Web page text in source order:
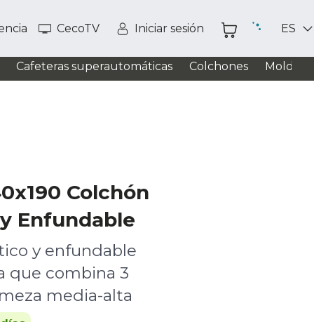
CecoTV Iniciar sesión ES
Cafeteras superautomáticas Colchones
Colchón
Enfundable
y enfundable
que combina 3
media-alta